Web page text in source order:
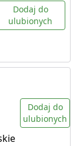
Dodaj do
ulubionych
Dodaj do
ulubionych